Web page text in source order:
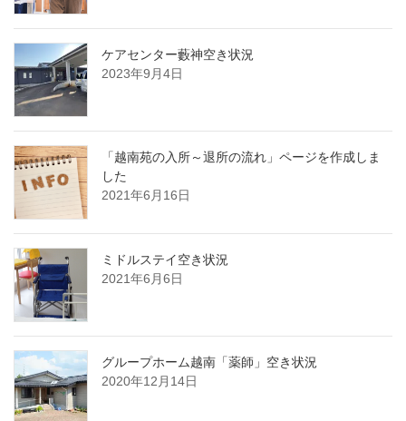
ケアセンター藪神空き状況
2023年9月4日
「越南苑の入所～退所の流れ」ページを作成しま
した
2021年6月16日
ミドルステイ空き状況
2021年6月6日
グループホーム越南「薬師」空き状況
2020年12月14日